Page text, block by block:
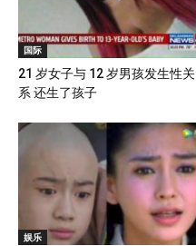
国际
21 岁女子与 12 岁男孩发生性关
系 还生了孩子
娱乐